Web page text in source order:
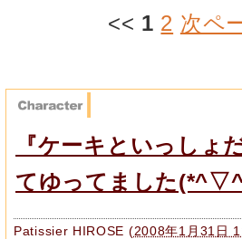
<< 1 2 次ペ
『ケーキといっしょ
てゆってました
Patissier HIROSE (2008年1月31日